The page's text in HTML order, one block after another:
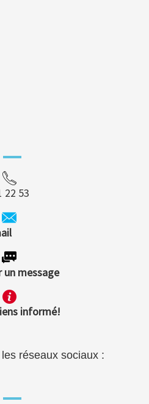
22 53
mail
un message
informé!
réseaux sociaux :